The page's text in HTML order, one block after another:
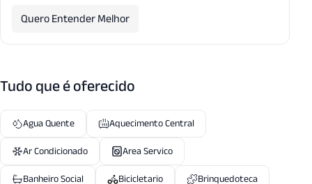
Quero Entender Melhor
Tudo que é oferecido
Agua Quente
Aquecimento Central
Ar Condicionado
Area Servico
Banheiro Social
Bicicletario
Brinquedoteca